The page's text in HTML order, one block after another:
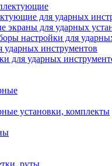
для ударных
экраны для ударных
настройки для
ударных инструментов
для ударных
установки, комплекты
руты